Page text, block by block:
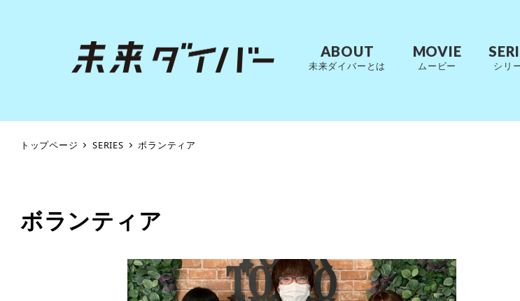
ABOUT
未来ダイバーとは
MOVIE
ムービー シリ
トップページ SERIES ボランティア
ボランティア